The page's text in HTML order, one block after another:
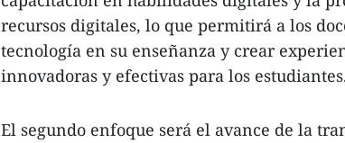
recursos digitales, lo que permitirá a los
tecnología en su enseñanza y crear
innovadoras y efectivas para los
El segundo enfoque será el avance de la